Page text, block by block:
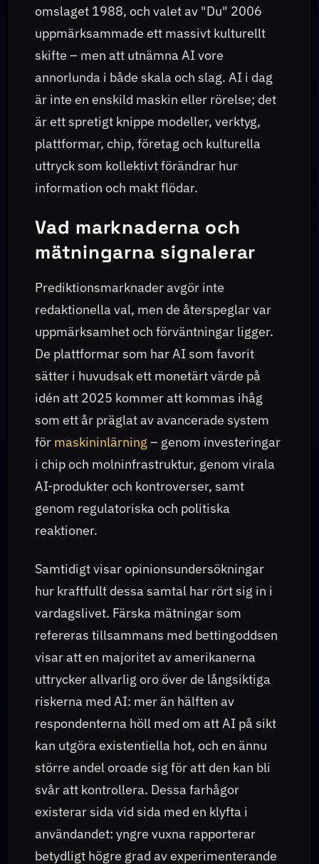
omslaget 1988, och valet av "Du" 2006
uppmärksammade ett massivt kulturellt
skifte – men att utnämna AI vore
annorlunda i både skala och slag. AI i dag
är inte en enskild maskin eller rörelse; det
är ett spretigt knippe modeller, verktyg,
plattformar, chip, företag och kulturella
uttryck som kollektivt förändrar hur
information och makt flödar.
Vad marknaderna och
mätningarna signalerar
Prediktionsmarknader avgör inte
redaktionella val, men de återspeglar var
uppmärksamhet och förväntningar ligger.
De plattformar som har AI som favorit
sätter i huvudsak ett monetärt värde på
idén att 2025 kommer att kommas ihåg
som ett år präglat av avancerade system
för maskininlärning – genom investeringar
i chip och molninfrastruktur, genom virala
AI-produkter och kontroverser, samt
genom regulatoriska och politiska
reaktioner.
Samtidigt visar opinionsundersökningar
hur kraftfullt dessa samtal har rört sig in i
vardagslivet. Färska mätningar som
refereras tillsammans med bettingoddsen
visar att en majoritet av amerikanerna
uttrycker allvarlig oro över de långsiktiga
riskerna med AI: mer än hälften av
respondenterna höll med om att AI på sikt
kan utgöra existentiella hot, och en ännu
större andel oroade sig för att den kan bli
svår att kontrollera. Dessa farhågor
existerar sida vid sida med en klyfta i
användandet: yngre vuxna rapporterar
betydligt högre grad av experimenterande